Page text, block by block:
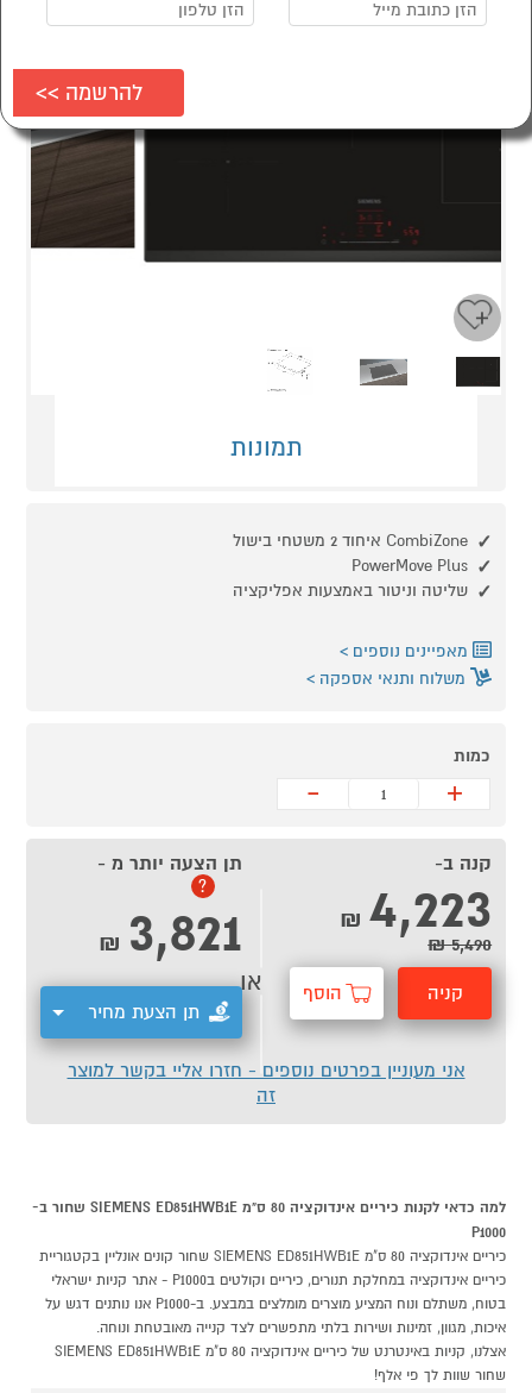
תמונות
CombiZone איחוד 2 משטחי בישול
PowerMove Plus
שליטה וניטור באמצעות אפליקציה
מאפיינים נוספים
משלוח ותנאי אספקה
כמות
+
-
קנה ב-
4,223
₪
5,490 ₪
קניה הוסף
תן הצעה יותר מ -
?
3,821
₪
תן הצעת מחיר
או
אני מעוניין בפרטים נוספים - חזרו אליי בקשר למוצר
זה
למה כדאי לקנות כיריים אינדוקציה 80 ס"מ SIEMENS ED851HWB1E שחור ב-
P1000
כיריים אינדוקציה 80 ס"מ SIEMENS ED851HWB1E שחור קונים אונליין בקטגוריית
כיריים אינדוקציה במחלקת תנורים, כיריים וקולטים בP1000 - אתר קניות ישראלי
בטוח, משתלם ונוח המציע מוצרים מומלצים במבצע. ב-P1000 אנו נותנים דגש על
איכות, מגוון, זמינות ושירות בלתי מתפשרים לצד קנייה מאובטחת ונוחה.
אצלנו, קניות באינטרנט של כיריים אינדוקציה 80 ס"מ SIEMENS ED851HWB1E
שחור שוות לך פי אלף!